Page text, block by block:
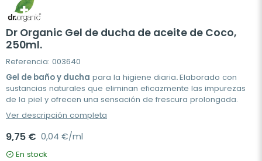
Dr Organic Gel de ducha de aceite de Coco,
250ml.
Referencia: 003640
Gel de baño y ducha para la higiene diaria.Elaborado con
sustancias naturales que eliminan eficazmente las impurezas
de la piel y ofrecen una sensación de frescura prolongada.
Ver descripción completa
9,75 € 0,04 €/ml
En stock